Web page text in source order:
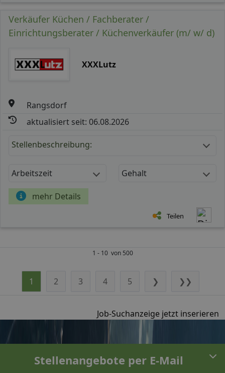
Verkäufer Küchen / Fachberater /
Einrichtungsberater / Küchenverkäufer (m/ w/ d)
XXXLutz
Rangsdorf
aktualisiert seit: 06.08.2026
Stellenbeschreibung:
Arbeitszeit Gehalt
mehr Details
Teilen
1 - 10 von 500
1 2 3 4 5 ❯ ❯❯
Job-Suchanzeige jetzt inserieren
Stellenangebote per E-Mail